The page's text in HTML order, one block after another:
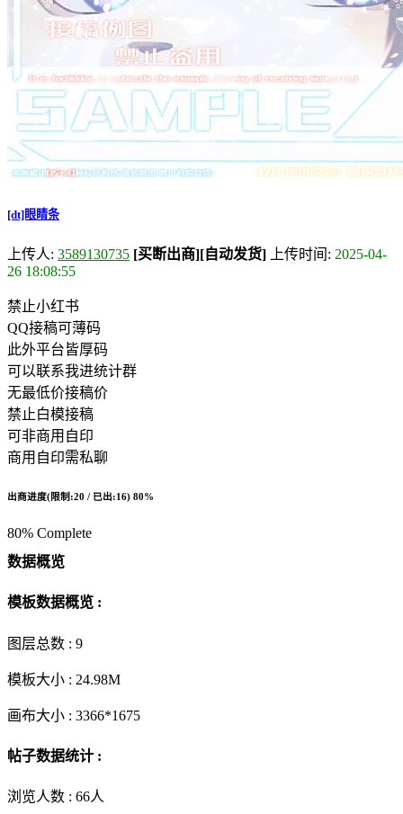
[dt]眼睛条
上传人: 3589130735 [买断出商][自动发货] 上传时间: 2025-04-
26 18:08:55
禁止小红书
QQ接稿可薄码
此外平台皆厚码
可以联系我进统计群
无最低价接稿价
禁止白模接稿
可非商用自印
商用自印需私聊
出商进度(限制:20 / 已出:16) 80%
80% Complete
数据概览
模板数据概览 :
图层总数 : 9
模板大小 : 24.98M
画布大小 : 3366*1675
帖子数据统计 :
浏览人数 : 66人